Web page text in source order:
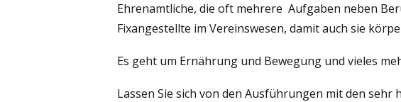
Ehrenamtliche, die oft mehrere Aufgaben neben
Fixangestellte im Vereinswesen, damit auch sie
Es geht um Ernährung und Bewegung und vieles
Lassen Sie sich von den Ausführungen mit den